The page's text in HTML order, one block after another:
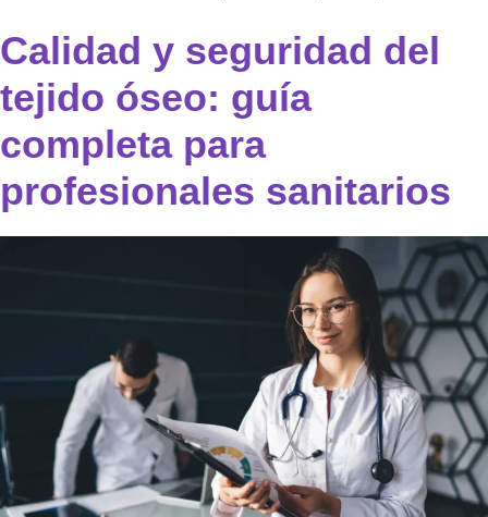
Calidad y seguridad del
tejido óseo: guía
completa para
profesionales sanitarios